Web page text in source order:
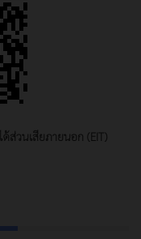
ส่วนเสียภายนอก (EIT)